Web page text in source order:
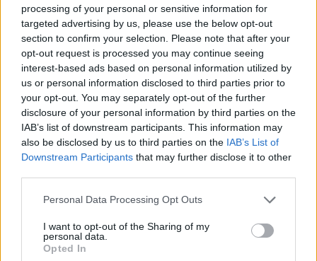
processing of your personal or sensitive information for
targeted advertising by us, please use the below opt-out
section to confirm your selection. Please note that after your
opt-out request is processed you may continue seeing
interest-based ads based on personal information utilized by
us or personal information disclosed to third parties prior to
your opt-out. You may separately opt-out of the further
disclosure of your personal information by third parties on the
IAB’s list of downstream participants. This information may
also be disclosed by us to third parties on the IAB’s List of
Downstream Participants that may further disclose it to other
Personal Data Processing Opt Outs
I want to opt-out of the Sharing of my
personal data.
Opted In
Kate Sterlin fängt seit Jahrzehnten das ein, was für viele
unsichtbar ist: Liebe, Familie und alle damit verbundenen
Emotionen – auch Trauer und Verlust. In ihrem ersten
Buch „Still Life“ werden die intimen Fotografien mit
poetischen und lyrischen Texten ergänzt. Ausschließlich
in Schwarz-Weiß gehalten, ergründet sie nicht nur
vielschichtige Gefühle, sondern stellt Fragen nach
Identität und Zugehörigkeit in den Raum.
Kate Sterlin, Jesse Pollock, „Still Life: Photographs & Love
Stories“, Anthology Editions, ca. 70.­—, anthology.net